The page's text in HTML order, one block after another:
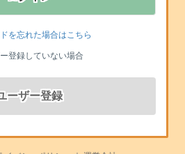
を忘れた場合はこちら
登録していない場合
ーザー登録